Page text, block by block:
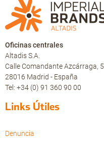
Oficinas centrales
Altadis S.A.
Calle Comandante Azcárraga, 5
28016 Madrid - España
Tel: +34 (0) 91 360 90 00
Links Útiles
Denuncia